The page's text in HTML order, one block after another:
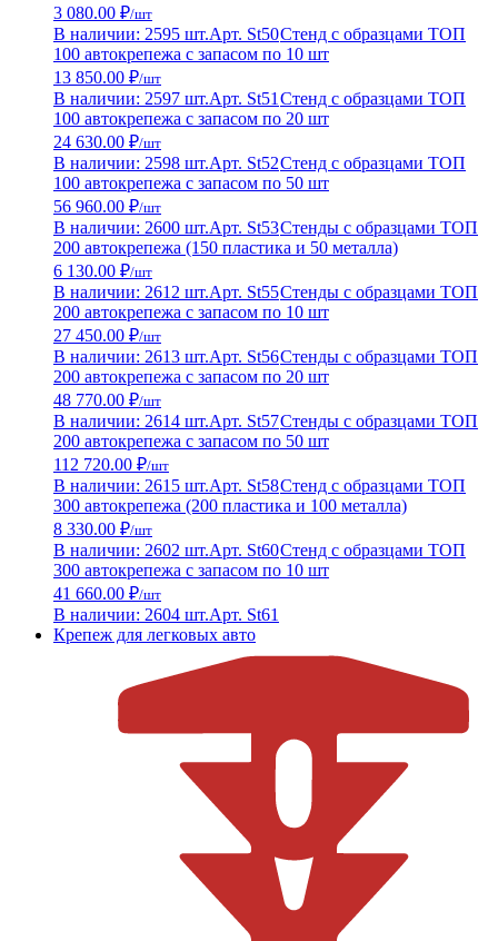
3 080.00 ₽/шт
В наличии: 2595 шт.Арт. St50Стенд с образцами ТОП
100 автокрепежа с запасом по 10 шт
13 850.00 ₽/шт
В наличии: 2597 шт.Арт. St51 Стенд с образцами ТОП
100 автокрепежа с запасом по 20 шт
24 630.00 ₽/шт
В наличии: 2598 шт.Арт. St52Стенд с образцами ТОП
100 автокрепежа с запасом по 50 шт
56 960.00 ₽/шт
В наличии: 2600 шт.Арт. St53Стенды с образцами ТОП
200 автокрепежа (150 пластика и 50 металла)
6 130.00 ₽/шт
В наличии: 2612 шт.Арт. St55Стенды с образцами ТОП
200 автокрепежа с запасом по 10 шт
27 450.00 ₽/шт
В наличии: 2613 шт.Арт. St56Стенды с образцами ТОП
200 автокрепежа с запасом по 20 шт
48 770.00 ₽/шт
В наличии: 2614 шт.Арт. St57Стенды с образцами ТОП
200 автокрепежа с запасом по 50 шт
112 720.00 ₽/шт
В наличии: 2615 шт.Арт. St58Стенд с образцами ТОП
300 автокрепежа (200 пластика и 100 металла)
8 330.00 ₽/шт
В наличии: 2602 шт.Арт. St60Стенд с образцами ТОП
300 автокрепежа с запасом по 10 шт
41 660.00 ₽/шт
В наличии: 2604 шт.Арт. St61
Крепеж для легковых авто